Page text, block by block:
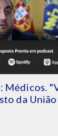
Médicos.
da